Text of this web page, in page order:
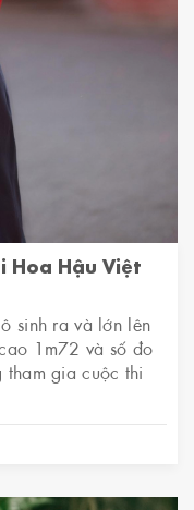
Hoa Hậu Việt
sinh ra và lớn lên
1m72 và số đo
gia cuộc thi